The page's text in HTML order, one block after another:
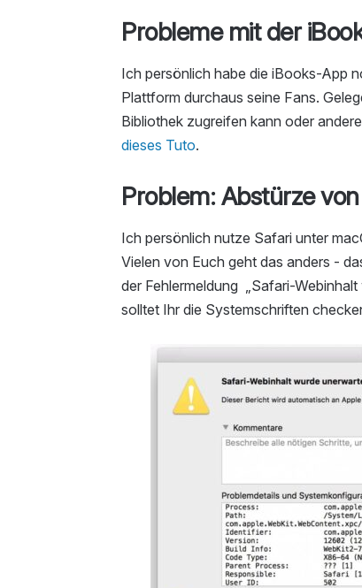
Probleme mit der
Ich persönlich habe die iBooks-App
Plattform durchaus seine Fans.
Bibliothek zugreifen kann oder
dieses Tuto.
Problem: Abstürze
Ich persönlich nutze Safari unter
Vielen von Euch geht das anders -
der Fehlermeldung „Safari-
solltet Ihr die Systemschriften